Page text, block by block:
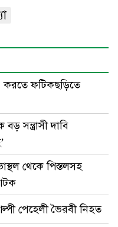
করতে ফটিকছড়িতে
সন্ত্রাসী দাবি
থেকে পিস্তলসহ
পেহেলী ভৈরবী নিহত